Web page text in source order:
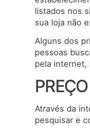
listados nos
sua loja não
Alguns dos
pessoas
pela internet,
PREÇO
Através da
pesquisar e